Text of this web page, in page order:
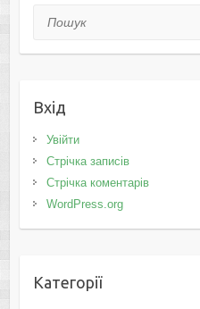
Пошук
Вхід
Увійти
Стрічка записів
Стрічка коментарів
WordPress.org
Категорії